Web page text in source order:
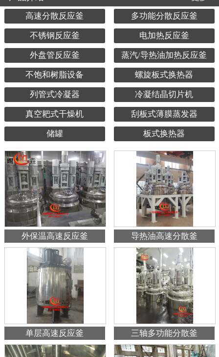
高速分散反应釜 多功能分散反应釜
不锈钢反应釜 电加热反应釜
外盘管反应釜 蒸汽/导热油加热反应釜
不饱和树脂设备 螺旋板式换热器
列管式冷凝器 冷凝结晶切片机
真空耙式干燥机 刮板式薄膜蒸发器
储罐 板式换热器
外保温高速反应釜 导热油高速分散釜
单层高速反应釜 三轴多功能分散釜